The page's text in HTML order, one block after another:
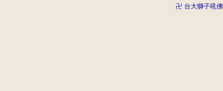
卍 台大獅子吼